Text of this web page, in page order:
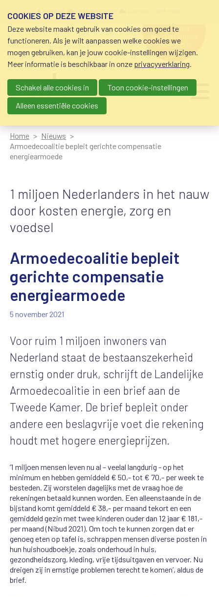
schuldhulp • sociaal krediet •
budgetbeheer • beschermingsbewind
hulp nodig
bij geldzorgen?
0800-8115.nl
Main navigation
Home
Nieuws
Armoedecoalitie bepleit gerichte compensatie
energiearmoede
1 miljoen Nederlanders in het nauw
door kosten energie, zorg en
voedsel
Armoedecoalitie bepleit
gerichte compensatie
energiearmoede
5 november 2021
Voor ruim 1 miljoen inwoners van
Nederland staat de bestaanszekerheid
ernstig onder druk, schrijft de Landelijke
Armoedecoalitie in een brief aan de
Tweede Kamer. De brief bepleit onder
andere een beslagvrije voet die rekening
houdt met hogere energieprijzen.
‘1 miljoen mensen leven nu al – veelal langdurig - op het
minimum en hebben gemiddeld € 50,- tot € 70,- per week te
besteden. Zij worstelen dagelijks met de vraag hoe de
rekeningen betaald kunnen worden. Een alleenstaande in de
bijstand komt gemiddeld € 38,- per maand tekort en een
gemiddeld gezin met twee kinderen ouder dan 12 jaar € 181,-
per maand (Nibud 2021). Om toch te kunnen zorgen dat er
genoeg eten op tafel is, schrappen mensen diverse posten in
hun huishoudboekje, zoals onderhoud in huis,
gezondheidszorg, kleding, vrije tijdsuitgaven en vervoer. Nu
dreigen zij in ernstige problemen terecht te komen’, aldus de
brief.
COOKIES OP DEZE WEBSITE
Deze website maakt gebruik van cookies om goed te
functioneren. Als je wilt aanpassen welke cookies we
mogen gebruiken, kan je jouw cookie-instellingen wijzigen.
Meer informatie is beschikbaar in onze privacyverklaring.
Schakel alle cookies in
Toon cookie-instellingen
Alleen essentiële cookies